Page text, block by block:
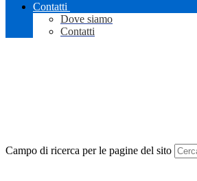
Contatti
Dove siamo
Contatti
Campo di ricerca per le pagine del sito